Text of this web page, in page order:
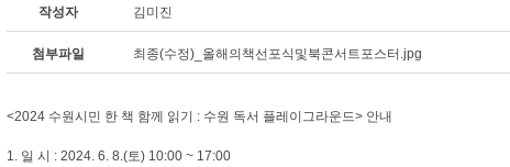
작성자 김미진
첨부파일 최종(수정)_올해의책선포식및북콘서트포스터.jpg
<2024 수원시민 한 책 함께 읽기 : 수원 독서 플레이그라운드> 안내
1. 일 시 : 2024. 6. 8.(토) 10:00 ~ 17:00